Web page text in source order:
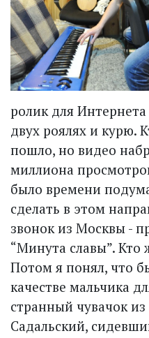
ролик для
двух роялях и курю.
пошло, но видео
миллиона
было времени
сделать в этом
звонок из Москвы -
“Минута славы”. Кто
Потом я понял, что
качестве мальчика
странный чувачок из
Садальский,